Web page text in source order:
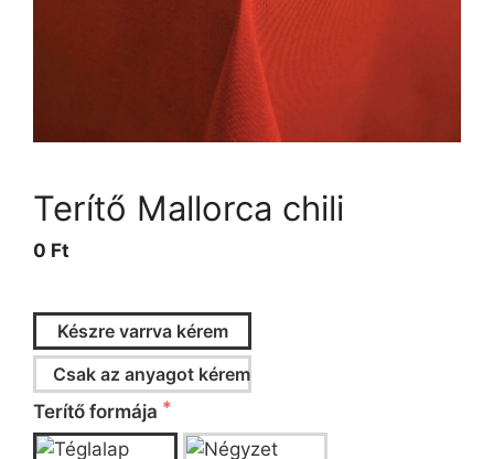
Terítő Mallorca chili
0 Ft
Készre varrva kérem
Csak az anyagot kérem
Terítő formája